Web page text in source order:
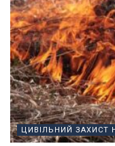
ЦИВІЛЬНИЙ ЗАХИСТ